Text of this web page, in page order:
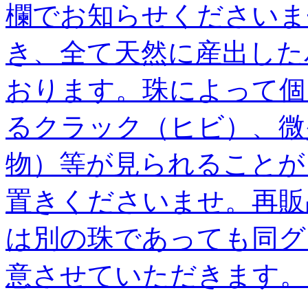
欄でお知らせください
き、全て天然に産出し
おります。珠によって
るクラック（ヒビ）、
物）等が見られること
置きくださいませ。再
は別の珠であっても同
意させていただきます